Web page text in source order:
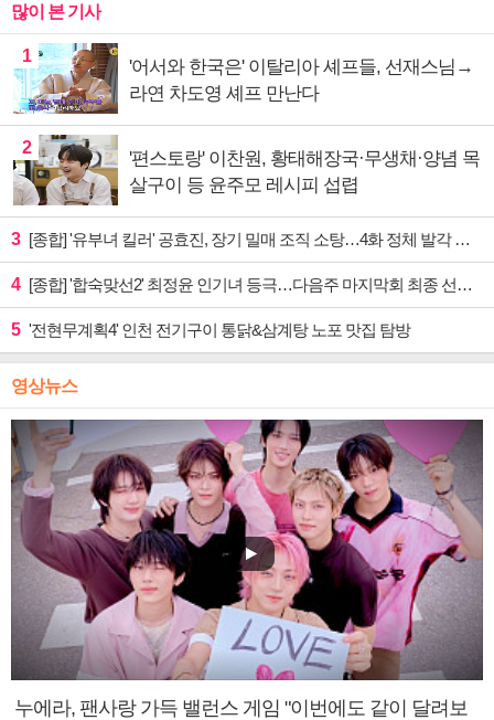
많이 본 기사
1
'어서와 한국은' 이탈리아 셰프들, 선재스님→
라연 차도영 셰프 만난다
2
'편스토랑' 이찬원, 황태해장국·무생채·양념 목
살구이 등 윤주모 레시피 섭렵
3 [종합] '유부녀 킬러' 공효진, 장기 밀매 조직 소탕…4화 정체 발각 위기 예고
4 [종합] '합숙맞선2' 최정윤 인기녀 등극…다음주 마지막회 최종 선택 예고
5 '전현무계획4' 인천 전기구이 통닭&삼계탕 노포 맛집 탐방
영상뉴스
누에라, 팬사랑 가득 밸런스 게임 "이번에도 같이 달려보